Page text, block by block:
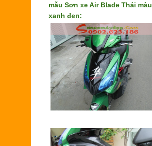
mẫu Sơn xe Air Blade Thái màu
xanh đen: